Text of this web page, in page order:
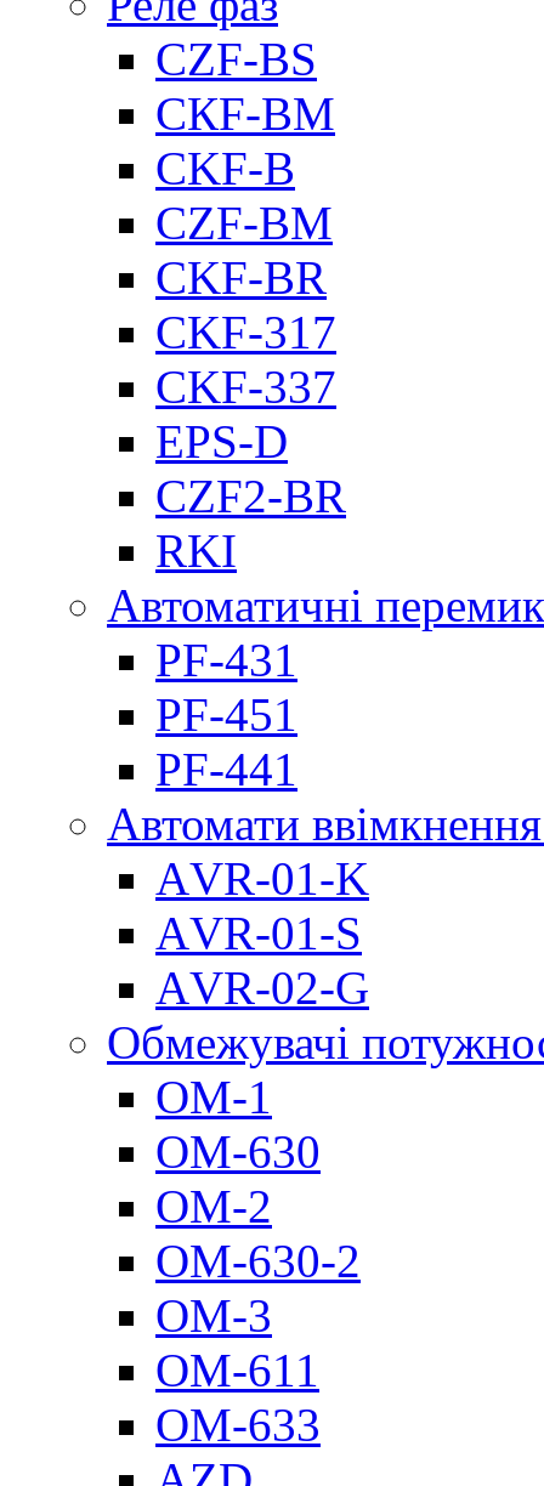
CZF-BS
CКF-BM
CKF-B
CZF-BM
CKF-BR
CKF-317
CKF-337
EPS-D
CZF2-BR
RKI
Автоматичні
PF-431
PF-451
PF-441
Автомати
АVR-01-K
АVR-01-S
АVR-02-G
Обмежувачі
ОМ-1
ОМ-630
ОМ-2
ОМ-630-2
ОМ-3
ОМ-611
ОМ-633